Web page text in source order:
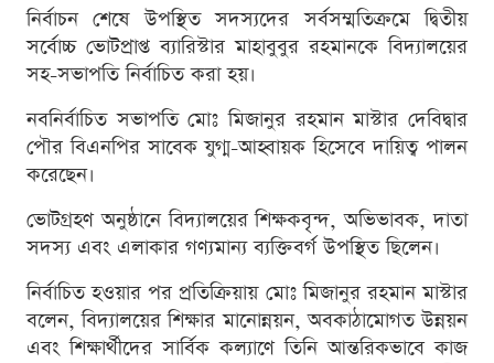
নির্বাচন শেষে উপস্থিত সদস্যদের সর্বসম্মতিক্রমে দ্বিতীয়
সর্বোচ্চ ভোটপ্রাপ্ত ব্যারিস্টার মাহাবুবুর রহমানকে বিদ্যালয়ের
সহ-সভাপতি নির্বাচিত করা হয়।
নবনির্বাচিত সভাপতি মোঃ মিজানুর রহমান মাস্টার দেবিদ্বার
পৌর বিএনপির সাবেক যুগ্ম-আহ্বায়ক হিসেবে দায়িত্ব পালন
করেছেন।
ভোটগ্রহণ অনুষ্ঠানে বিদ্যালয়ের শিক্ষকবৃন্দ, অভিভাবক, দাতা
সদস্য এবং এলাকার গণ্যমান্য ব্যক্তিবর্গ উপস্থিত ছিলেন।
নির্বাচিত হওয়ার পর প্রতিক্রিয়ায় মোঃ মিজানুর রহমান মাস্টার
বলেন, বিদ্যালয়ের শিক্ষার মানোন্নয়ন, অবকাঠামোগত উন্নয়ন
এবং শিক্ষার্থীদের সার্বিক কল্যাণে তিনি আন্তরিকভাবে কাজ